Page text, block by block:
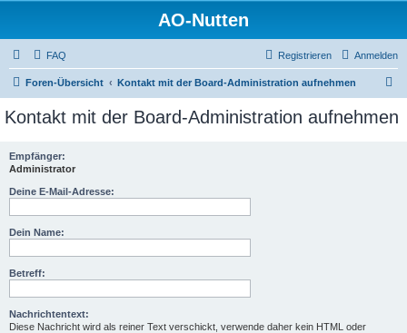
AO-Nutten
FAQ Anmelden
Registrieren
Foren-Übersicht Kontakt mit der Board-Administration aufnehmen
c
Kontakt mit der Board-Administration aufnehmen
Empfänger:
Administrator
Deine E-Mail-Adresse:
Dein Name:
Betreff:
Nachrichtentext:
Diese Nachricht wird als reiner Text verschickt, verwende daher kein HTML oder